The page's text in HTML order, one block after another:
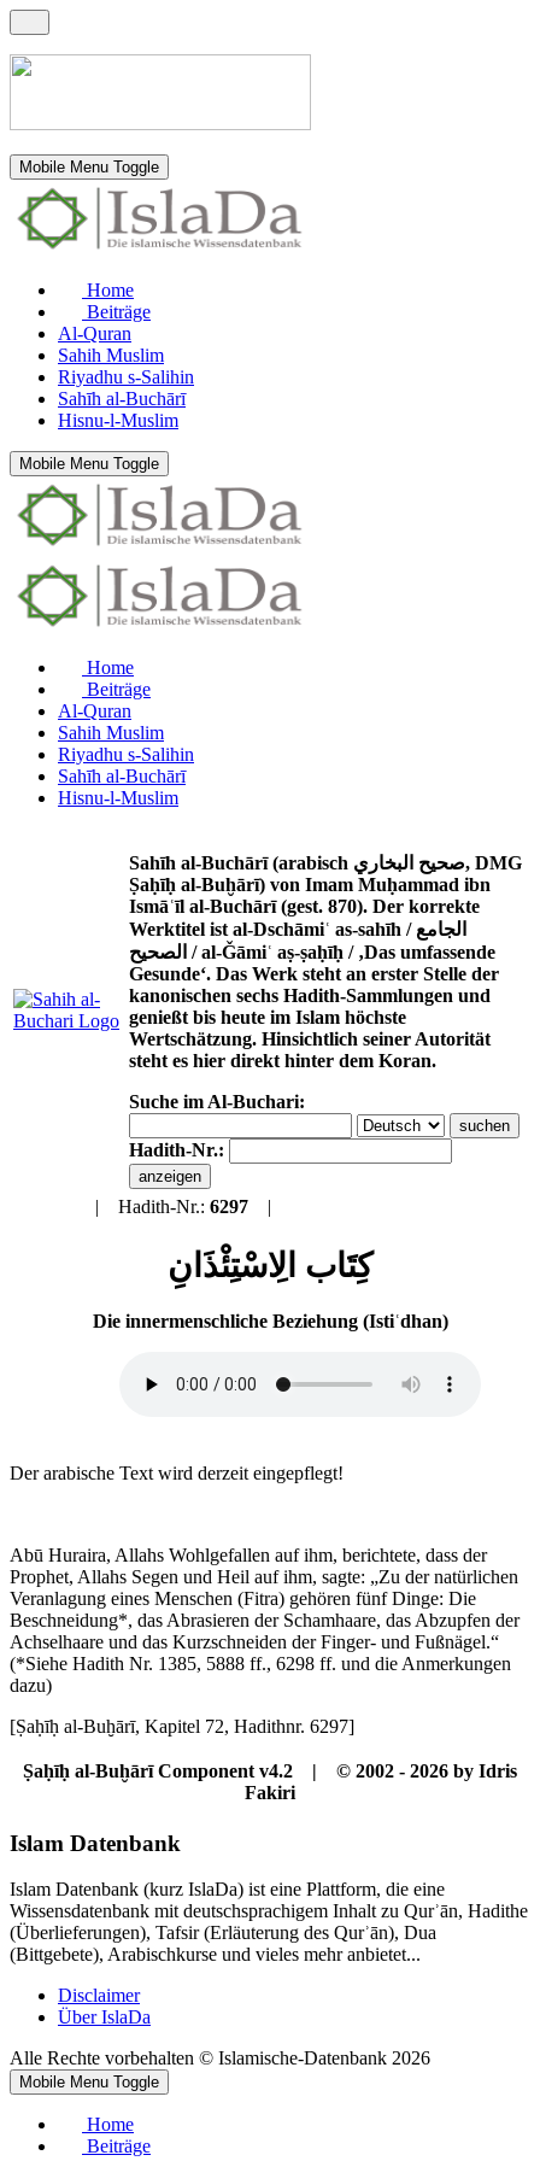
Mobile Menu Toggle
Home
Beiträge
Al-Quran
Sahih Muslim
Riyadhu s-Salihin
Sahīh al-Buchārī
Hisnu-l-Muslim
Mobile Menu Toggle
Home
Beiträge
Al-Quran
Sahih Muslim
Riyadhu s-Salihin
Sahīh al-Buchārī
Hisnu-l-Muslim
Sahīh al-Buchārī (arabisch صحيح البخاري, DMG
Ṣaḥīḥ al-Buḫārī) von Imam Muḥammad ibn
Ismāʿīl al-Buchārī (gest. 870). Der korrekte
Werktitel ist al-Dschāmiʿ as-sahīh / الجامع
الصحيح / al-Ǧāmiʿ aṣ-ṣaḥīḥ / ‚Das umfassende
Gesunde‘. Das Werk steht an erster Stelle der
kanonischen sechs Hadith-Sammlungen und
genießt bis heute im Islam höchste
Wertschätzung. Hinsichtlich seiner Autorität
steht es hier direkt hinter dem Koran.
Suche im Al-Buchari:
Hadith-Nr.:
| Hadith-Nr.: 6297 |
كِتَاب الِاسْتِئْذَانِ
Die innermenschliche Beziehung (Istiʿdhan)
Der arabische Text wird derzeit eingepflegt!
Abū Huraira, Allahs Wohlgefallen auf ihm, berichtete, dass der
Prophet, Allahs Segen und Heil auf ihm, sagte: „Zu der natürlichen
Veranlagung eines Menschen (Fitra) gehören fünf Dinge: Die
Beschneidung*, das Abrasieren der Schamhaare, das Abzupfen der
Achselhaare und das Kurzschneiden der Finger- und Fußnägel.“
(*Siehe Hadith Nr. 1385, 5888 ff., 6298 ff. und die Anmerkungen
dazu)
[Ṣaḥīḥ al-Buḫārī, Kapitel 72, Hadithnr. 6297]
Ṣaḥīḥ al-Buḫārī Component v4.2 | © 2002 - 2026 by Idris
Fakiri
Islam Datenbank
Islam Datenbank (kurz IslaDa) ist eine Plattform, die eine
Wissensdatenbank mit deutschsprachigem Inhalt zu Qurʾān, Hadithe
(Überlieferungen), Tafsir (Erläuterung des Qurʾān), Dua
(Bittgebete), Arabischkurse und vieles mehr anbietet...
Disclaimer
Über IslaDa
Alle Rechte vorbehalten © Islamische-Datenbank 2026
Mobile Menu Toggle
Home
Beiträge